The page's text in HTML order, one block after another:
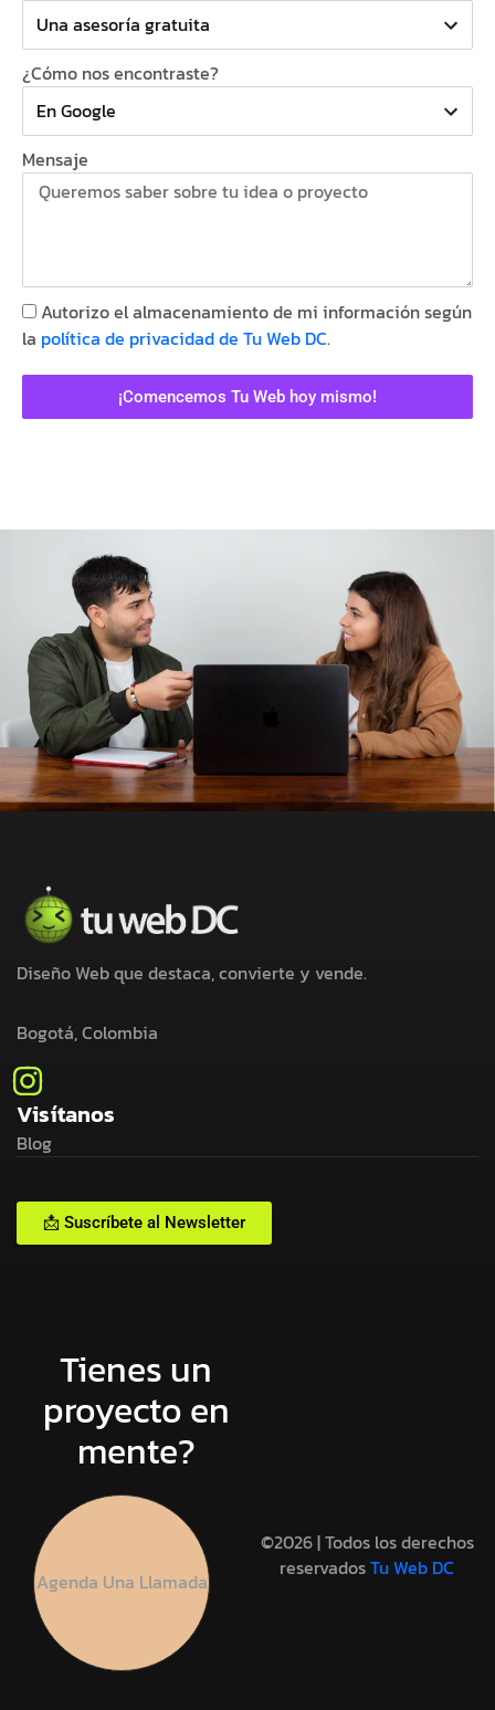
¿Cómo nos encontraste?
Mensaje
Autorizo el almacenamiento de mi información según
la política de privacidad de Tu Web DC.
¡Comencemos Tu Web hoy mismo!
Diseño Web que destaca, convierte y vende.
Bogotá, Colombia
Visítanos
Blog
📩 Suscríbete al Newsletter
©2026 | Todos los derechos
reservadosTu Web DC
Tienes un
proyecto en
mente?
Agenda Una Llamada